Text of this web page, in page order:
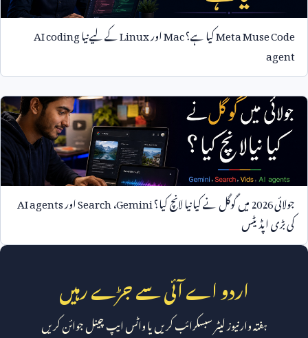
Meta Muse Codeکیا ہے؟MacاورLinuxکے لیے نیاAI coding
agent
جولائی2026میں گوگل نے کیا نیا لانچ کیا؟Gemini،SearchاورAI agents
کی بڑی اپڈیٹس
اردو اے آئی سے جڑے رہیں
ہفتہ وار نیوز لیٹر سبسکرائب کریں یا واٹس ایپ چینل جوائن کریں